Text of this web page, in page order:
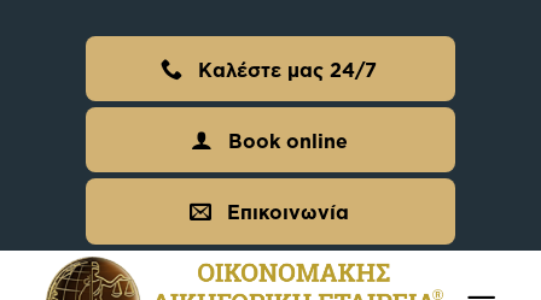
Καλέστε μας 24/7
Book online
Επικοινωνία